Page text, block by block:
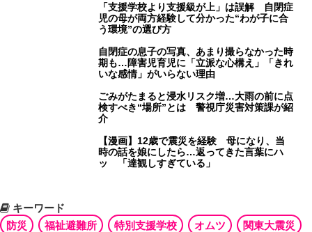
「支援学校より支援級が上」は誤解 自閉症
児の母が両方経験して分かった“わが子に合
う環境”の選び方
自閉症の息子の写真、あまり撮らなかった時
期も…障害児育児に「立派な心構え」「きれ
いな感情」がいらない理由
ごみがたまると浸水リスク増…大雨の前に点
検すべき“場所”とは 警視庁災害対策課が紹
介
【漫画】12歳で震災を経験 母になり、当
時の話を娘にしたら…返ってきた言葉にハ
ッ 「達観しすぎている」
キーワード
防災
福祉避難所 特別支援学校 オムツ 関東大震災